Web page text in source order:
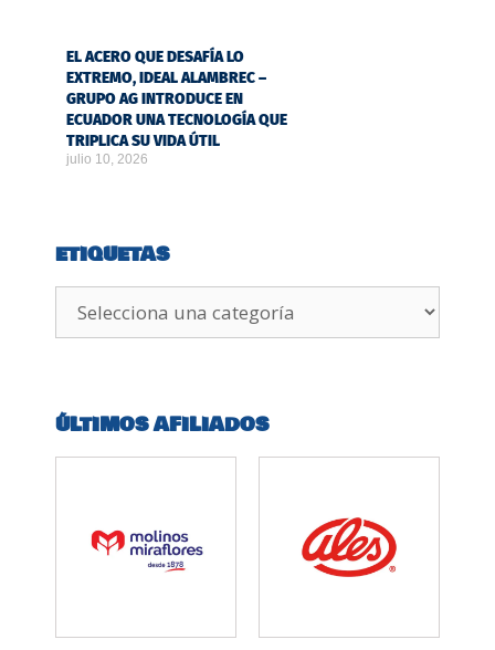
EL ACERO QUE DESAFÍA LO
EXTREMO, IDEAL ALAMBREC –
GRUPO AG INTRODUCE EN
ECUADOR UNA TECNOLOGÍA QUE
TRIPLICA SU VIDA ÚTIL
julio 10, 2026
ETIQUETAS
ÚLTIMOS AFILIADOS